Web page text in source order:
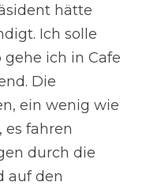
hätte
Ich solle
ich in Cafe
Die
ein wenig wie
es fahren
durch die
auf den